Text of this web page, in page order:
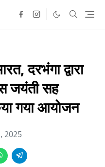
दरभंगा द्वारा
जयंती सह
गया आयोजन
2025